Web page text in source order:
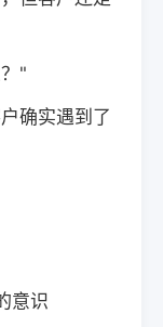
"
确实遇到了
意识